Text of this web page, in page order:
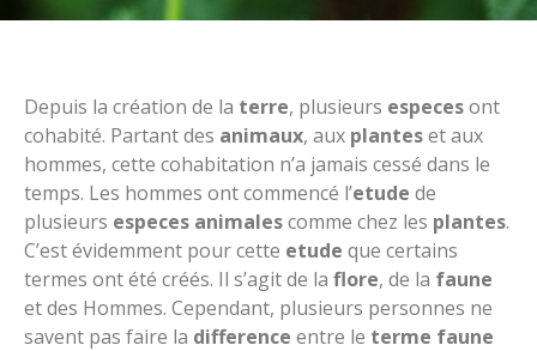
Depuis la création de la terre, plusieurs especesont
cohabité. Partant des animaux, aux planteset aux
hommes, cette cohabitation n’a jamais cessé dans le
temps. Les hommes ont commencé l’etude de
plusieurs especes animalescomme chez les plantes.
C’est évidemment pour cette etude que certains
termes ont été créés. Il s’agit de la flore, de la faune
et des Hommes. Cependant, plusieurs personnes ne
savent pas faire la difference entre le terme faune